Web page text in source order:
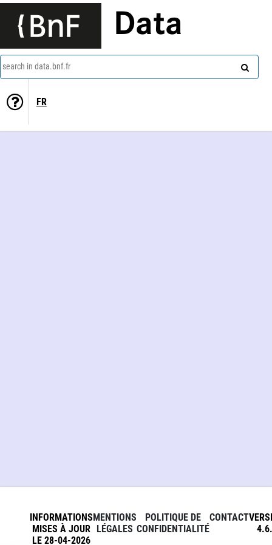
Data
search in data.bnf.fr
FR
INFORMATIONS
MISES À JOUR
LE 28-04-2026
MENTIONS
LÉGALES
POLITIQUE DE
CONFIDENTIALITÉ
CONTACT